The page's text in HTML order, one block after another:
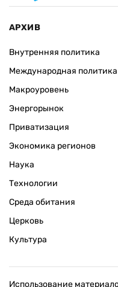
АРХИВ
Внутренняя политика
Международная политика
Макроуровень
Энергорынок
Приватизация
Экономика регионов
Наука
Технологии
Среда обитания
Церковь
Культура
Использование